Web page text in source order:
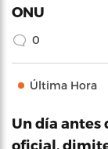
ONU
0
Última Hora
Un día antes
oficial,